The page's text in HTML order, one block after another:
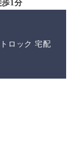
歩1分
ロック 宅配